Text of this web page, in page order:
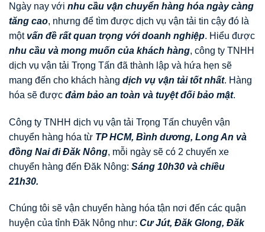
Ngày nay với nhu cầu vận chuyển hàng hóa ngày càng
tăng cao, nhưng để tìm được dịch vụ vận tải tin cậy đó là
một vấn đề rất quan trọng với doanh nghiệp. Hiểu được
nhu cầu và mong muốn của khách hàng, công ty TNHH
dịch vụ vận tải Trọng Tấn đã thành lập và hứa hẹn sẽ
mang đến cho khách hàng dịch vụ vận tải tốt nhất. Hàng
hóa sẽ được đảm bảo an toàn và tuyệt đối bảo mật.
Công ty TNHH dịch vụ vận tải Trọng Tấn chuyên vận
chuyển hàng hóa từ TP HCM, Bình dương, Long An và
đồng Nai điĐăk Nông, mỗi ngày sẽ có 2 chuyến xe
chuyển hàng đến Đăk Nông: Sáng 10h30 và chiều
21h30.
Chúng tôi sẽ vận chuyển hàng hóa tận nơi đến các quận
huyện của tỉnh Đăk Nông như: Cư Jút, Đăk Glong, Đăk